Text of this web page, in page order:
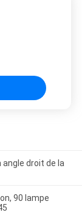
droit de la
90 lampe